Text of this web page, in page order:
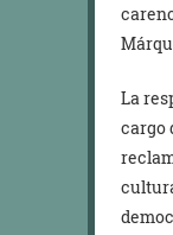
La
cargo